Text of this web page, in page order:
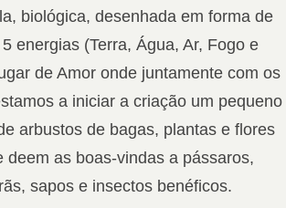
biológica, desenhada em forma de
energias (Terra, Água, Ar, Fogo e
de Amor onde juntamente com os
a iniciar a criação um pequeno
arbustos de bagas, plantas e flores
deem as boas-vindas a pássaros,
sapos e insectos benéficos.